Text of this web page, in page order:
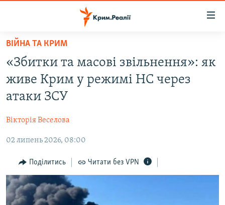
Перейти
основного
матеріалу
до
основної
навігації
Перейти
пошуку
НОВИНИ
ВІДЕО ТА ФОТО
БЛОГИ
ПОГЛЯД
ІНТЕРВ'Ю
ВСЕ ЗА ДЕНЬ
СПЕЦПРОЕКТИ
ВІЙНА ТА КРИМ
«Збитки та масові звільнення»: як
живе Крим у режимі НС через
атаки ЗСУ
Вікторія Веселова
02 липень 2026, 08:00
Поділитись Читати без VPN